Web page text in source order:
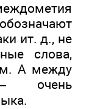
ит. д., не
слова,
А между
очень